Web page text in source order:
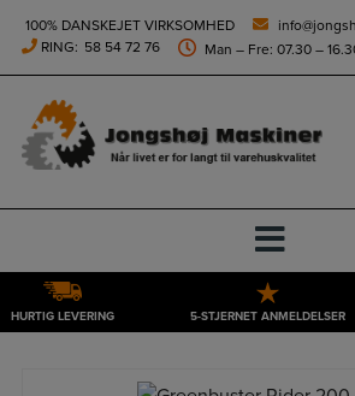
height="0" width="0"
Hop
100% DANSKEJET VIRKSOMHED
RING: 58 54 72 76 Man – Fre: 07.30 –
HURTIG LEVERING 5-STJERNET ANMELDELSER